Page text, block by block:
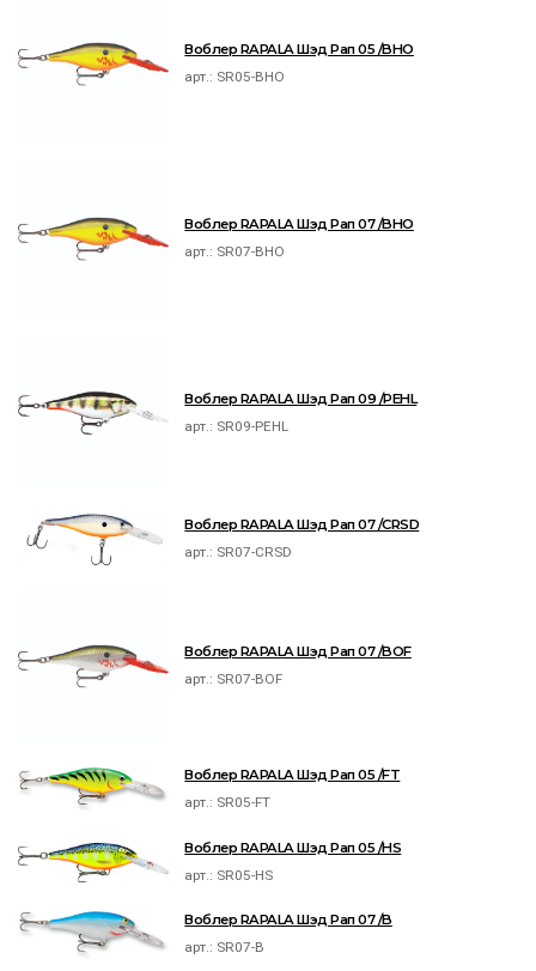
Воблер RAPALA Шэд Рап 05 /BHO
арт.: SR05-BHO
Воблер RAPALA Шэд Рап 07 /BHO
арт.: SR07-BHO
Воблер RAPALA Шэд Рап 09 /PEHL
арт.: SR09-PEHL
Воблер RAPALA Шэд Рап 07 /CRSD
арт.: SR07-CRSD
Воблер RAPALA Шэд Рап 07 /BOF
арт.: SR07-BOF
Воблер RAPALA Шэд Рап 05 /FT
арт.: SR05-FT
Воблер RAPALA Шэд Рап 05 /HS
арт.: SR05-HS
Воблер RAPALA Шэд Рап 07 /B
арт.: SR07-B